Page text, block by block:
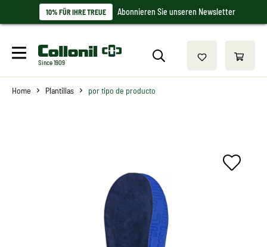
10% FÜR IHRE TREUE Abonnieren Sie unseren Newsletter
Since 1909
Home Plantillas por tipo de producto
De uso universal para el día a
día y el deporte